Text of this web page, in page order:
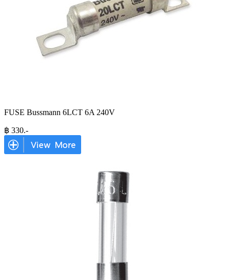
FUSE Bussmann 6LCT 6A 240V
฿ 330.-